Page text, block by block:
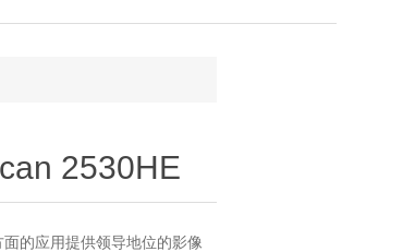
2530HE
的应用提供领导地位的影像